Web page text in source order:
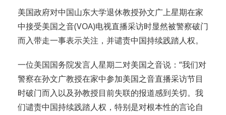
美国政府对中国山东大学退休教授孙文广上星期在家
中接受美国之音(VOA)电视直播采访时显然被警察破门
而入带走一事表示关注，并谴责中国持续践踏人权。
一位美国国务院发言人星期二对美国之音说：“我们对
警察在孙文广教授在家中参加美国之音直播采访节目
时破门而入以及孙教授目前失联的报道感到关切。我
们谴责中国持续践踏人权，特别是对根本性的言论自